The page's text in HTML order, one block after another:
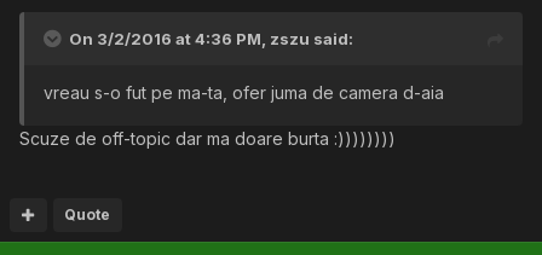
On 3/2/2016 at 4:36 PM, zszu said:
vreau s-o fut pe ma-ta, ofer juma de camera d-aia
Scuze de off-topic dar ma doare burta :))))))))
Quote